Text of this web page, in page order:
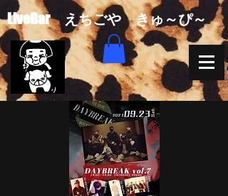
​LiveBar えちごや きゅ～ぴ～